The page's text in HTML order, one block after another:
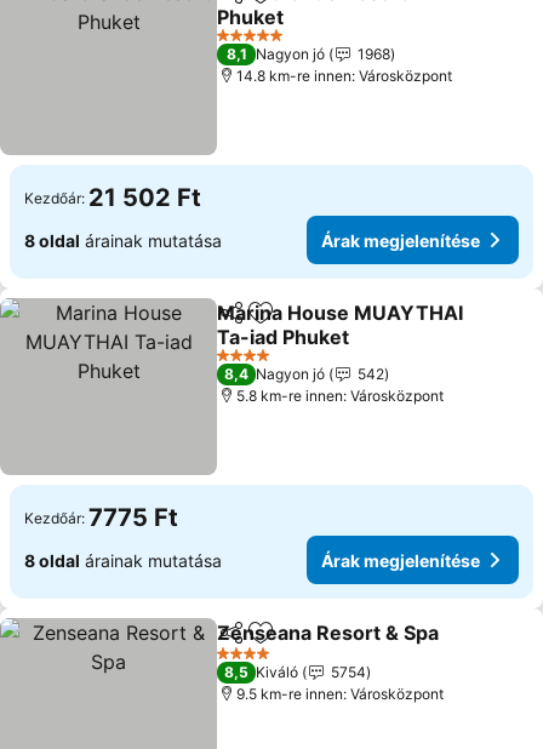
Hozzáadás a kedvencekhez
Phuket
Árak megjelenítése
5 Kategória
8,1 Nagyon jó
1968
14.8 km-re innen: Városközpont
Kezdőár: 21 502 Ft
8 oldal árainak mutatása Árak megjelenítése
Megosztás
Hozzáadás a kedvencekhez
Marina House MUAYTHAI
Ta-iad Phuket
Árak megjelenítése
4 Kategória
8,4 Nagyon jó
542
5.8 km-re innen: Városközpont
Kezdőár: 7775 Ft
8 oldal árainak mutatása Árak megjelenítése
Megosztás
Hozzáadás a kedvencekhez
Zenseana Resort & Spa
4 Kategória
8,5 Kiváló
5754
9.5 km-re innen: Városközpont